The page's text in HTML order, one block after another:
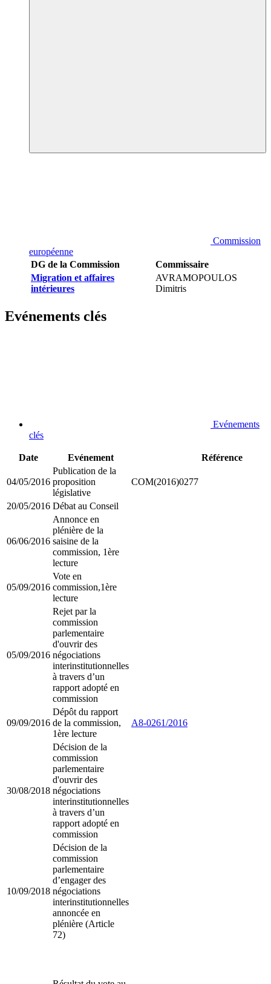
Commission
européenne
DG de la Commission
Commissaire
Migration et affaires
intérieures
AVRAMOPOULOS
Dimitris
Evénements clés
Evénements
clés
Date Evénement Référence
04/05/2016
Publication de la
proposition
législative
COM(2016)0277
20/05/2016 Débat au Conseil
06/06/2016
Annonce en
plénière de la
saisine de la
commission, 1ère
lecture
05/09/2016
Vote en
commission,1ère
lecture
05/09/2016
Rejet par la
commission
parlementaire
d'ouvrir des
négociations
interinstitutionnelles
à travers d’un
rapport adopté en
commission
09/09/2016
Dépôt du rapport
de la commission,
1ère lecture
A8-0261/2016
30/08/2018
Décision de la
commission
parlementaire
d'ouvrir des
négociations
interinstitutionnelles
à travers d’un
rapport adopté en
commission
10/09/2018
Décision de la
commission
parlementaire
d’engager des
négociations
interinstitutionnelles
annoncée en
plénière (Article
72)